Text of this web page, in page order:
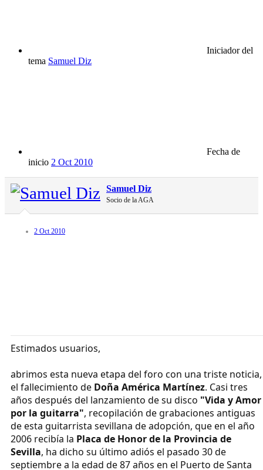
Iniciador del
tema Samuel Diz
Fecha de
inicio 2 Oct 2010
Samuel Diz
Socio de la AGA
2 Oct 2010
Estimados usuarios,
abrimos esta nueva etapa del foro con una triste noticia,
el fallecimiento de Doña América Martínez. Casi tres
años después del lanzamiento de su disco "Vida y Amor
por la guitarra", recopilación de grabaciones antiguas
de esta guitarrista sevillana de adopción, que en el año
2006 recibía la Placa de Honor de la Provincia de
Sevilla, ha dicho su último adiós el pasado 30 de
septiembre a la edad de 87 años en el Puerto de Santa